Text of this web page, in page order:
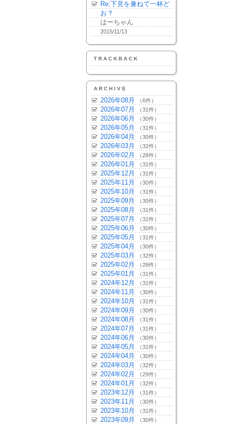
Re:下見を兼ねて一杯ど
お？
はーちゃん
2015/11/13
TRACKBACK
ARCHIVE
2026年08月 （6件）
2026年07月 （31件）
2026年06月 （30件）
2026年05月 （31件）
2026年04月 （30件）
2026年03月 （32件）
2026年02月 （28件）
2026年01月 （31件）
2025年12月 （31件）
2025年11月 （30件）
2025年10月 （31件）
2025年09月 （30件）
2025年08月 （31件）
2025年07月 （31件）
2025年06月 （30件）
2025年05月 （31件）
2025年04月 （30件）
2025年03月 （32件）
2025年02月 （28件）
2025年01月 （31件）
2024年12月 （31件）
2024年11月 （30件）
2024年10月 （31件）
2024年09月 （30件）
2024年08月 （31件）
2024年07月 （31件）
2024年06月 （30件）
2024年05月 （31件）
2024年04月 （30件）
2024年03月 （32件）
2024年02月 （29件）
2024年01月 （32件）
2023年12月 （31件）
2023年11月 （30件）
2023年10月 （31件）
2023年09月 （30件）